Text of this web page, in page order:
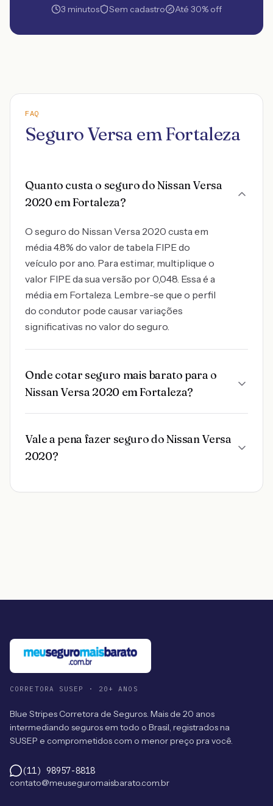
3 minutos Sem cadastro Até 30% off
FAQ
Seguro Versa em Fortaleza
Quanto custa o seguro do Nissan Versa
2020 em Fortaleza?
O seguro do Nissan Versa 2020 custa em
média 4.8% do valor de tabela FIPE do
veículo por ano. Para estimar, multiplique o
valor FIPE da sua versão por 0,048. Essa é a
média em Fortaleza. Lembre-se que o perfil
do condutor pode causar variações
significativas no valor do seguro.
Onde cotar seguro mais barato para o
Nissan Versa 2020 em Fortaleza?
Vale a pena fazer seguro do Nissan Versa
2020?
CORRETORA SUSEP · 20+ ANOS
Blue Stripes Corretora de Seguros. Mais de 20 anos
intermediando seguros em todo o Brasil, registrados na
SUSEP e comprometidos com o menor preço pra você.
(11) 98957-8818
contato@meuseguromaisbarato.com.br